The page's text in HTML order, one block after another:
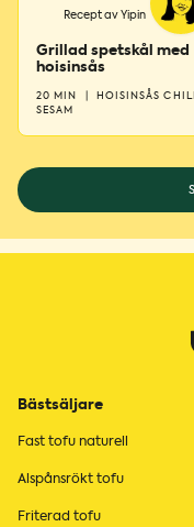
Recept av Yipin
Grillad spetskål med
hoisinsås
20 MIN
HOISINSÅS
SESAM
Bästsäljare
Fast tofu naturell
Alspånsrökt tofu
Friterad tofu